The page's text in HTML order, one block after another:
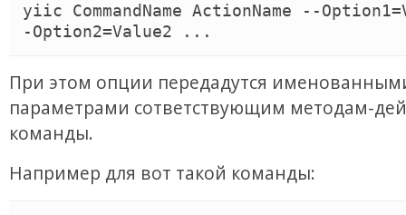
yiic CommandName ActionName --
При этом опции передадутся
параметрами сответствующим методам-
команды.
Например для вот такой команды: